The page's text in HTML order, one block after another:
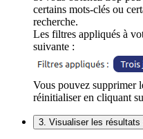
certains mots-clés ou
recherche.
Les filtres appliqués à
suivante :
Vous pouvez supprimer
réinitialiser en cliquant
3. Visualiser les résultats